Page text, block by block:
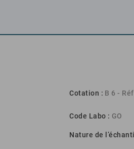
Cotation : B 6 -
Code Labo : GO
Nature de